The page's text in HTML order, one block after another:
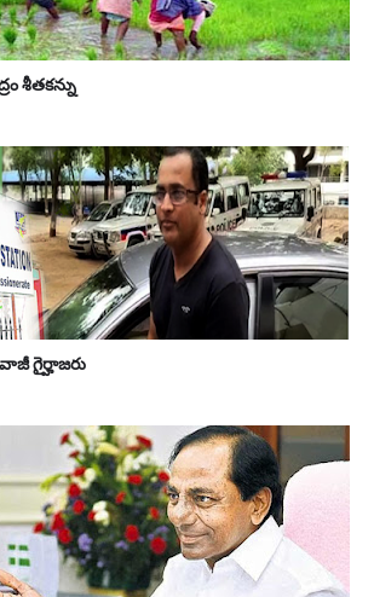
శీతకన్ను
గైర్హాజరు